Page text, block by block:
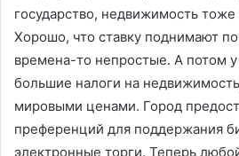
государство, недвижимость
Хорошо, что ставку поднимают
времена-то непростые. А потом
большие налоги на
мировыми ценами. Город
преференций для поддержания
электронные торги. Теперь